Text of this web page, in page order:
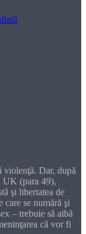
violenţă. Dar, după
UK (para 49),
şi libertatea de
care se numără şi
– trebuie să aibă
că vor fi